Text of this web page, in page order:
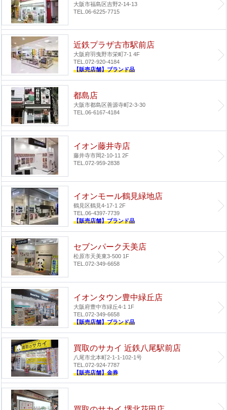
大阪市福島区吉野2-14-13
TEL.06-6225-7715
近鉄プラザ古市駅前店
大阪府羽曳野市栄町7-1 4F
TEL.072-920-4184
【販売店舗】ブランド品
都島店
大阪市都島区善源寺町2-3-30
TEL.06-6167-4184
イオン藤井寺店
藤井寺市岡2-10-11 2F
TEL.072-959-2838
イオンモール鶴見緑地店
鶴見区鶴見4-17-1 2F
TEL.06-4397-7739
【販売店舗】ブランド品
セブンパーク天美店
松原市天美東3-500 1F
TEL.072-349-6658
イオンタウン豊中緑丘店
大阪府豊中市緑丘4-1 1F
TEL.072-349-6658
【販売店舗】ブランド品
買取のサカイ 近鉄八尾駅前店
八尾市北本町2-1-1-102-1号
TEL.072-924-7787
【販売店舗】金券